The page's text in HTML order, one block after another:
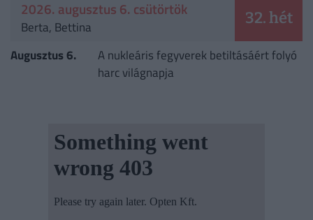
2026. augusztus 6. csütörtök
Berta, Bettina 32. hét
Augusztus 6.
A nukleáris fegyverek betiltásáért folyó
harc világnapja